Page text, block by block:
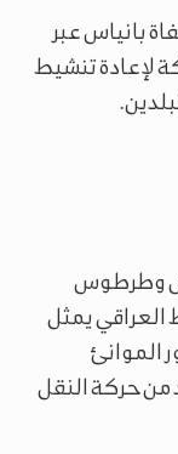
بانياس عبر
لإعادة تنشيط
وطرطوس
يمثل
الموانئ
من حركة النقل